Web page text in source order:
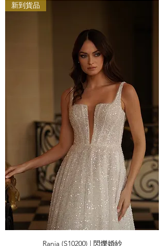
新到貨品
Rania (S10200) | 閃爍婚紗